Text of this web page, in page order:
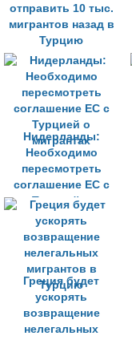
отправить 10 тыс.
мигрантов назад в
Турцию
Нидерланды:
Необходимо
пересмотреть
соглашение ЕС с
Турцией о
мигрантах
Греция будет
ускорять
возвращение
нелегальных